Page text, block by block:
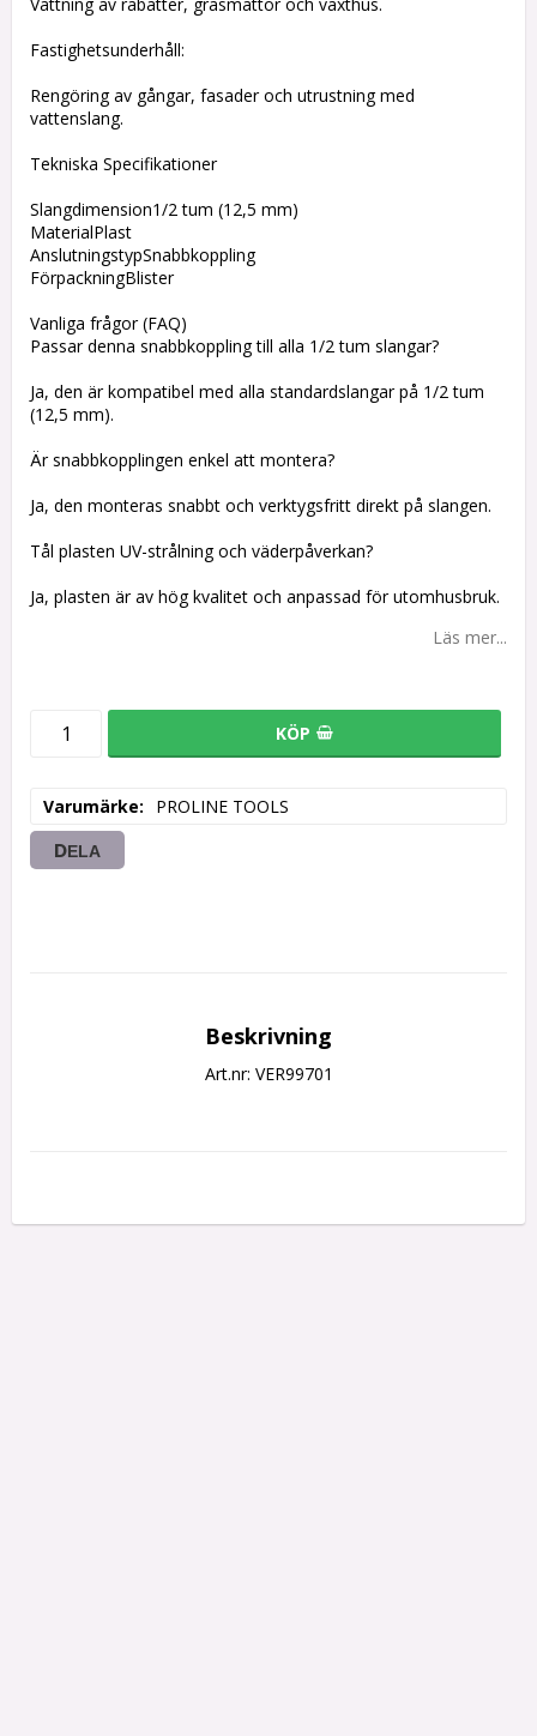
Fastighetsunderhåll:
Rengöring av gångar, fasader och utrustning med
vattenslang.
Tekniska Specifikationer
Slangdimension1/2 tum (12,5 mm)
MaterialPlast
AnslutningstypSnabbkoppling
FörpackningBlister
Vanliga frågor (FAQ)
Passar denna snabbkoppling till alla 1/2 tum slangar?
Ja, den är kompatibel med alla standardslangar på 1/2 tum
(12,5 mm).
Är snabbkopplingen enkel att montera?
Ja, den monteras snabbt och verktygsfritt direkt på slangen.
Tål plasten UV-strålning och väderpåverkan?
Ja, plasten är av hög kvalitet och anpassad för utomhusbruk.
Läs mer...
KÖP
Varumärke PROLINE TOOLS
DELA
Beskrivning
Art.nr: VER99701